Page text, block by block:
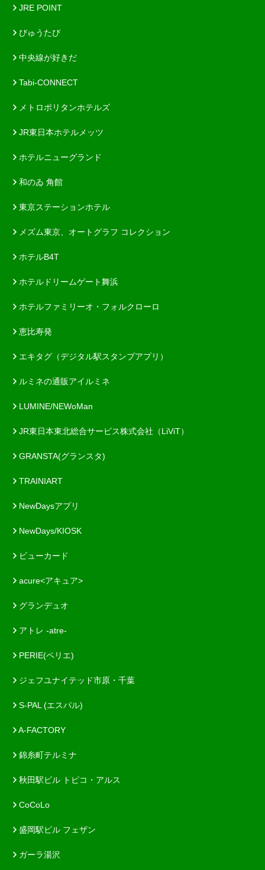
JRE POINT
びゅうたび
中央線が好きだ
Tabi-CONNECT
メトロポリタンホテルズ
JR東日本ホテルメッツ
ホテルニューグランド
和のゐ 角館
東京ステーションホテル
メズム東京、オートグラフ コレクション
ホテルB4T
ホテルドリームゲート舞浜
ホテルファミリーオ・フォルクローロ
恵比寿発
エキタグ（デジタル駅スタンプアプリ）
ルミネの通販アイルミネ
LUMINE/NEWoMan
JR東日本東北総合サービス株式会社（LiViT）
GRANSTA(グランスタ)
TRAINIART
NewDaysアプリ
NewDays/KIOSK
ビューカード
acure<アキュア>
グランデュオ
アトレ -atre-
PERIE(ペリエ)
ジェフユナイテッド市原・千葉
S-PAL (エスパル)
A-FACTORY
錦糸町テルミナ
秋田駅ビル トピコ・アルス
CoCoLo
盛岡駅ビル フェザン
ガーラ湯沢